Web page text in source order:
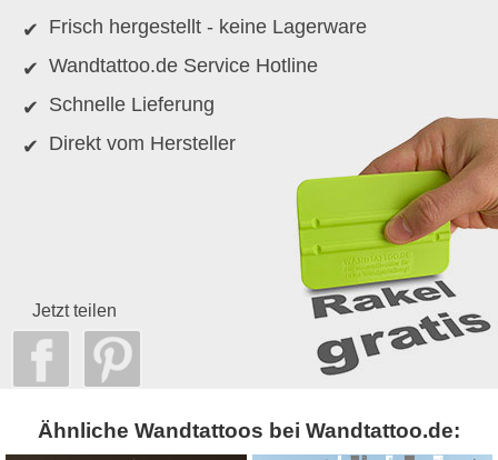
Frisch hergestellt - keine Lagerware
Wandtattoo.de Service Hotline
Schnelle Lieferung
Direkt vom Hersteller
Jetzt teilen
Ähnliche Wandtattoos bei Wandtattoo.de: